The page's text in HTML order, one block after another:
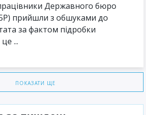
Державного бюро
прийшли з обшуками до
за фактом підробки
...
ПОКАЗАТИ ЩЕ